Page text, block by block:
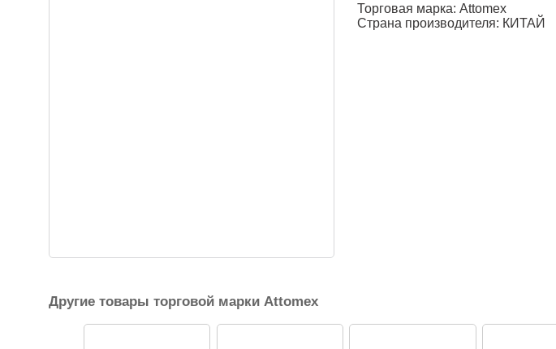
Торговая марка: Attomex
Страна производителя: КИТАЙ
Другие товары торговой марки Attomex